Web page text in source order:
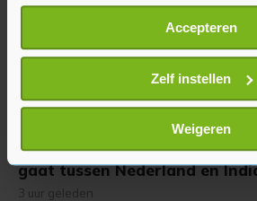
Als u het toestaat, willen we ook
Informatie verzamelen over
locatie, die tot een paar meter
Uw apparaat identificeren
scannen op specifieke
Lees meer over hoe uw persoonlijke
verwerkt en stel uw voorkeuren in het
U kunt uw toestemming op elk
intrekken in de Cookieverklaring.
Accepteren
Zelf instellen
Weigeren
Peloton onderweg voor
zware etappe Tour de France
1 uur geleden
Strijd om WK wielrennen in
gaat tussen Nederland en
3 uur geleden